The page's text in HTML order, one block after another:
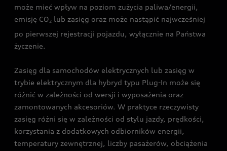
może mieć wpływ na poziom zużycia paliwa/energii,
emisję CO2 lub zasięg oraz może nastąpić najwcześniej
po pierwszej rejestracji pojazdu, wyłącznie na Państwa
życzenie.
Zasięg dla samochodów elektrycznych lub zasięg w
trybie elektrycznym dla hybryd typu Plug-In może się
różnić w zależności od wersji i wyposażenia oraz
zamontowanych akcesoriów. W praktyce rzeczywisty
zasięg różni się w zależności od stylu jazdy, prędkości,
korzystania z dodatkowych odbiorników energii,
temperatury zewnętrznej, liczby pasażerów, obciążenia